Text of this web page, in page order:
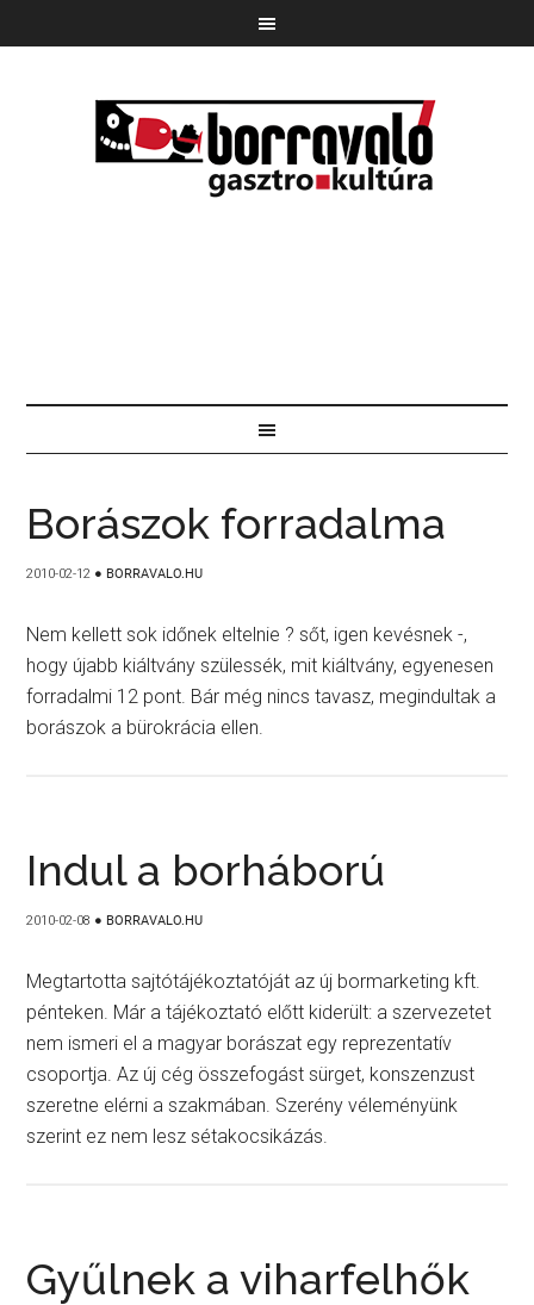
Borászok forradalma
2010-02-12 ● BORRAVALO.HU
Nem kellett sok időnek eltelnie ? sőt, igen kevésnek -,
hogy újabb kiáltvány szülessék, mit kiáltvány, egyenesen
forradalmi 12 pont. Bár még nincs tavasz, megindultak a
borászok a bürokrácia ellen.
Indul a borháború
2010-02-08 ● BORRAVALO.HU
Megtartotta sajtótájékoztatóját az új bormarketing kft.
pénteken. Már a tájékoztató előtt kiderült: a szervezetet
nem ismeri el a magyar borászat egy reprezentatív
csoportja. Az új cég összefogást sürget, konszenzust
szeretne elérni a szakmában. Szerény véleményünk
szerint ez nem lesz sétakocsikázás.
Gyűlnek a viharfelhők